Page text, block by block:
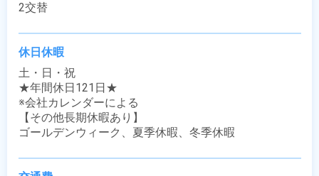
2交替
休日休暇
土・日・祝
★年間休日121日★
※会社カレンダーによる
【その他長期休暇あり】
ゴールデンウィーク、夏季休暇、冬季休暇